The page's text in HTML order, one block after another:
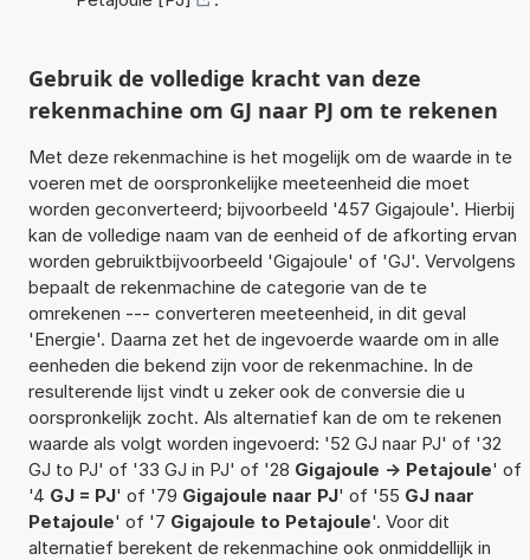
Gebruik de volledige kracht van deze
rekenmachine om GJ naar PJ om te rekenen
Met deze rekenmachine is het mogelijk om de waarde in te
voeren met de oorspronkelijke meeteenheid die moet
worden geconverteerd; bijvoorbeeld '457 Gigajoule'. Hierbij
kan de volledige naam van de eenheid of de afkorting ervan
worden gebruiktbijvoorbeeld 'Gigajoule' of 'GJ'. Vervolgens
bepaalt de rekenmachine de categorie van de te
omrekenen --- converteren meeteenheid, in dit geval
'Energie'. Daarna zet het de ingevoerde waarde om in alle
eenheden die bekend zijn voor de rekenmachine. In de
resulterende lijst vindt u zeker ook de conversie die u
oorspronkelijk zocht. Als alternatief kan de om te rekenen
waarde als volgt worden ingevoerd: '52 GJ naar PJ' of '32
GJ to PJ' of '33 GJ in PJ' of '28 Gigajoule -> Petajoule' of
'4 GJ = PJ' of '79 Gigajoule naar PJ' of '55 GJ naar
Petajoule' of '7 Gigajoule to Petajoule'. Voor dit
alternatief berekent de rekenmachine ook onmiddellijk in